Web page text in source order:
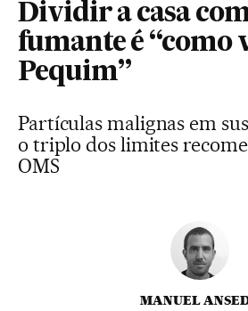
Dividir a casa
fumante é “como
Pequim”
Partículas malignas em
o triplo dos limites
OMS
MANUEL